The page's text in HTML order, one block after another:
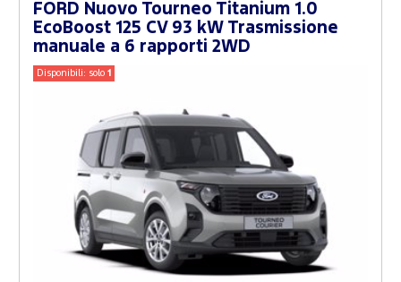
FORD Nuovo Tourneo Titanium 1.0
EcoBoost 125 CV 93 kW Trasmissione
manuale a 6 rapporti 2WD
Disponibili: solo1